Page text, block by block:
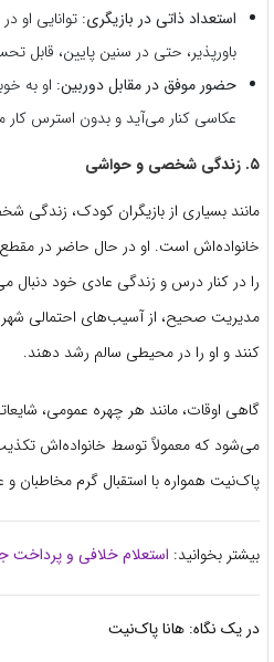
استعداد ذاتی در بازیگری: توانایی او
باورپذیر، حتی در سنین پایین، قابل
حضور موفق در مقابل دوربین: او به
عکاسی کنار می‌آید و بدون استرس کار
۵. زندگی شخصی و حواشی
مانند بسیاری از بازیگران کودک،
خانواده‌اش است. او در حال حاضر در
را در کنار درس و زندگی عادی خود دنبال
مدیریت صحیح، از آسیب‌های احتمالی
کنند و او را در محیطی سالم رشد دهند.
گاهی اوقات، مانند هر چهره عمومی،
می‌شود که معمولاً توسط خانواده‌اش
پاک‌نیت همواره با استقبال گرم مخاطبان
بیشتر بخوانید: استعلام خلافی و پرداخت
در یک نگاه: هانا پاک‌نیت